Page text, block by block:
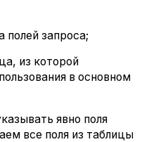
запроса;
из которой
в основном
явно поля
все поля из таблицы